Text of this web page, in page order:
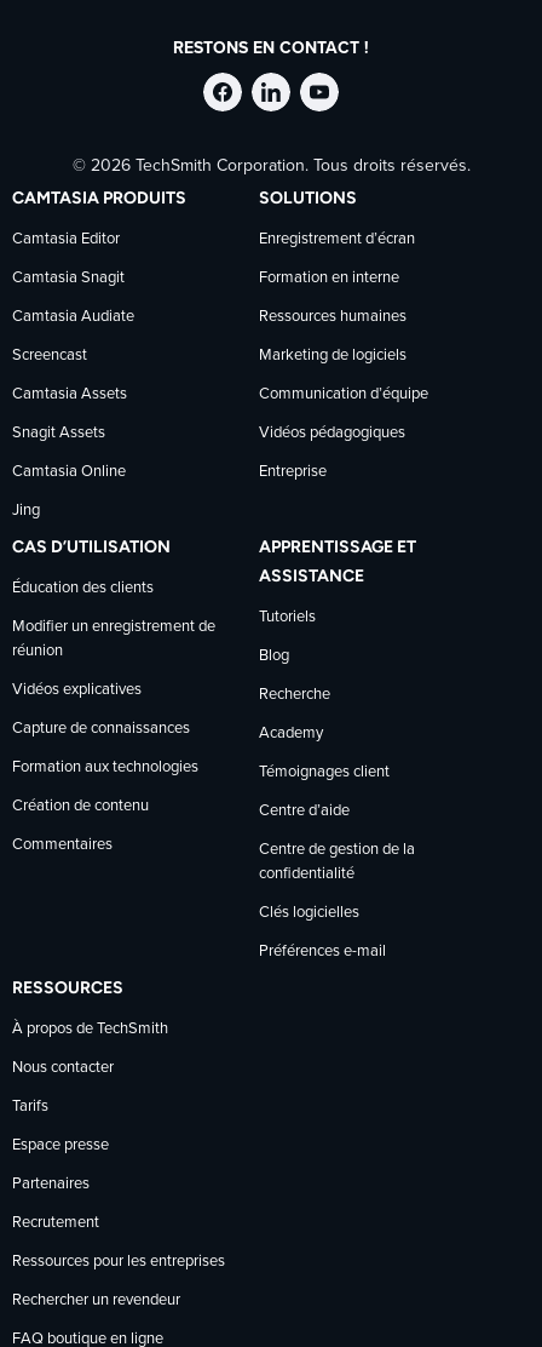
RESTONS EN CONTACT !
Suivre
TechSmith
sur
Facebook
Suivre
TechSmith
sur
LinkedIn
Suivre
TechSmith
sur
YouTube
© 2026 TechSmith Corporation. Tous droits réservés.
CAMTASIA PRODUITS
Camtasia Editor
Camtasia Snagit
Camtasia Audiate
Screencast
Camtasia Assets
Snagit Assets
Camtasia Online
Jing
SOLUTIONS
Enregistrement d’écran
Formation en interne
Ressources humaines
Marketing de logiciels
Communication d’équipe
Vidéos pédagogiques
Entreprise
CAS D’UTILISATION
Éducation des clients
Modifier un enregistrement de
réunion
Vidéos explicatives
Capture de connaissances
Formation aux technologies
Création de contenu
Commentaires
APPRENTISSAGE ET
ASSISTANCE
Tutoriels
Blog
Recherche
Academy
Témoignages client
Centre d’aide
Centre de gestion de la
confidentialité
Clés logicielles
Préférences e-mail
RESSOURCES
À propos de TechSmith
Nous contacter
Tarifs
Espace presse
Partenaires
Recrutement
Ressources pour les entreprises
Rechercher un revendeur
FAQ boutique en ligne